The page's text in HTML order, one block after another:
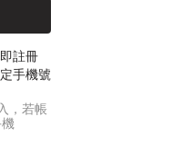
註冊
手機號
，若帳